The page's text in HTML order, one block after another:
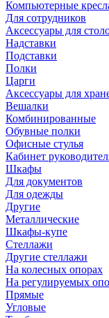
Компьютерные
Для сотрудников
Аксессуары для
Надставки
Подставки
Полки
Царги
Аксессуары для
Вешалки
Комбинированные
Обувные полки
Офисные стулья
Кабинет
Шкафы
Для документов
Для одежды
Другие
Металлические
Шкафы-купе
Стеллажи
Другие стеллажи
На колесных опорах
На регулируемых
Прямые
Угловые